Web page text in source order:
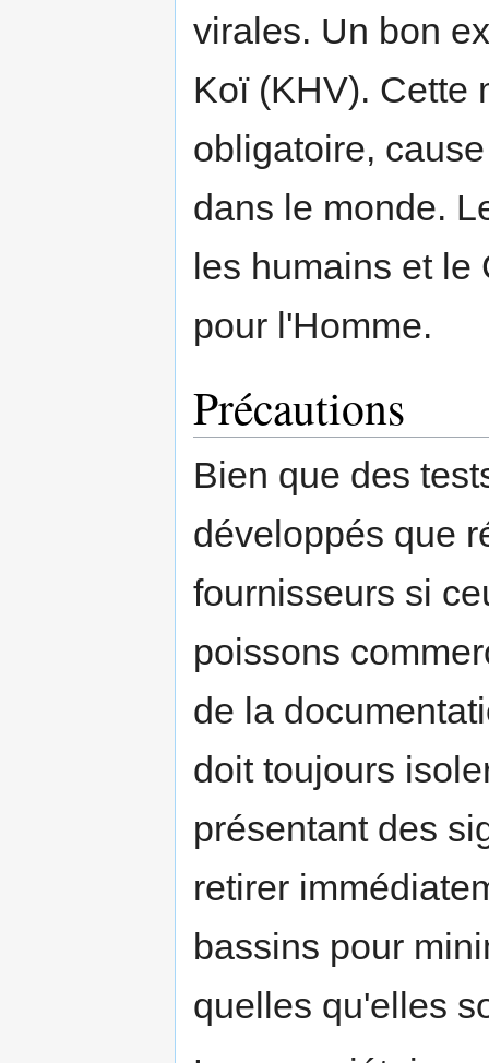
virales. Un bon
Koï (KHV). Cette
obligatoire,
dans le monde.
les humains et
pour l'Homme.
Précautions
Bien que des
développés que
fournisseurs si
poissons
de la
doit toujours
présentant des
retirer
bassins pour
quelles qu'elles